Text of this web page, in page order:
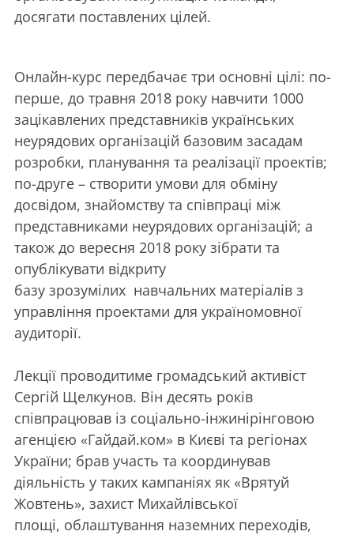
досягати поставлених цілей.
Онлайн-курс передбачає три основні цілі: по-
перше, до травня 2018 року навчити 1000
зацікавлених представників українських
неурядових організацій базовим засадам
розробки, планування та реалізації проектів;
по-друге – створити умови для обміну
досвідом, знайомству та співпраці між
представниками неурядових організацій; а
також до вересня 2018 року зібрати та
опублікувати відкриту
базу зрозумілих навчальних матеріалів з
управління проектами для україномовної
аудиторії.
Лекції проводитиме громадський активіст
Сергій Щелкунов. Він десять років
співпрацював із соціально-інжинірінговою
агенцією «Гайдай.ком» в Києві та регіонах
України; брав участь та координував
діяльність у таких кампаніях як «Врятуй
Жовтень», захист Михайлівської
площі, облаштування наземних переходів,